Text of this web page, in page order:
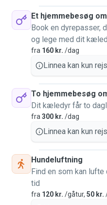
Jeg har desværre ikke
passe dine 🥰
Hi, my name is Linnea and I
My experience comes from
Pawshake, my own animals,
My biggest experience is
dogs 🐕🐈
week 🐶
And for the past 2 years, I
cat Sky when her owner
shorter vacations of a week
Et hjemmebesøg
Book en dyrepasser,
og lege med dit
fra 160 kr. /dag
Linnea kan kun
To hjemmebesøg
Dit kæledyr får to
fra 300 kr. /dag
Linnea kan kun
Hundeluftning
Find en som kan lufte
tid
fra 120 kr. /gåtur, 50 kr.